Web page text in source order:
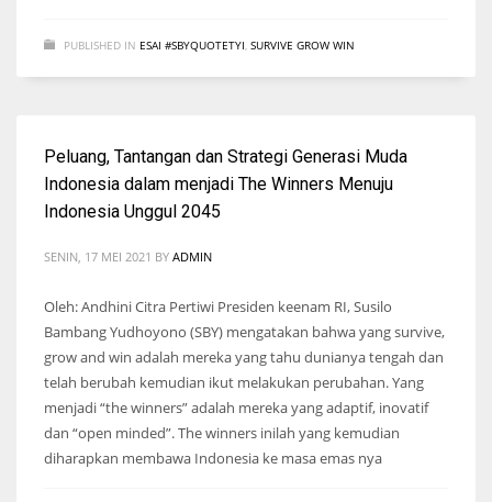
PUBLISHED IN ESAI #SBYQUOTETYI SURVIVE GROW WIN
Peluang, Tantangan dan Strategi Generasi Muda
Indonesia dalam menjadi The Winners Menuju
Indonesia Unggul 2045
SENIN, 17 MEI 2021 BY ADMIN
Oleh: Andhini Citra Pertiwi Presiden keenam RI, Susilo
Bambang Yudhoyono (SBY) mengatakan bahwa yang survive,
grow and win adalah mereka yang tahu dunianya tengah dan
telah berubah kemudian ikut melakukan perubahan. Yang
menjadi “the winners” adalah mereka yang adaptif, inovatif
dan “open minded”. The winners inilah yang kemudian
diharapkan membawa Indonesia ke masa emas nya